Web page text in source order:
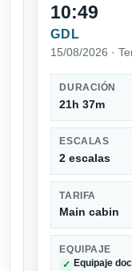
10:49
GDL
15/08/2026 ·
DURACIÓN
21h 37m
ESCALAS
2 escalas
TARIFA
Main cabin
EQUIPAJE
✓ Equipaje